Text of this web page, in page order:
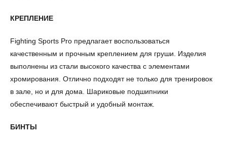
КРЕПЛЕНИЕ
Fighting Sports Pro предлагает воспользоваться
качественным и прочным креплением для груши. Изделия
выполнены из стали высокого качества с элементами
хромирования. Отлично подходят не только для тренировок
в зале, но и для дома. Шариковые подшипники
обеспечивают быстрый и удобный монтаж.
БИНТЫ